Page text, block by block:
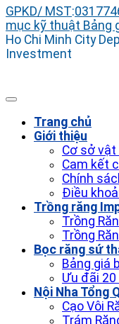
GPKD/ MST:
mục kỹ thuật Bảng
Ho Chi Minh City
Investment
Trang chủ
Giới thiệu
Cơ sở
Cam kết
Chính
Điều
Trồng răng
Trồng
Trồng
Bọc răng sứ
Bảng giá
Ưu đãi 20
Nội Nha Tổng
Cạo Vôi
Trám